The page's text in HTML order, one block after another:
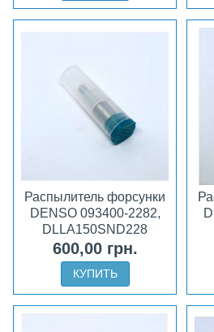
Распылитель форсунки
DENSO 093400-2282,
DLLA150SND228
600,00 грн.
КУПИТЬ